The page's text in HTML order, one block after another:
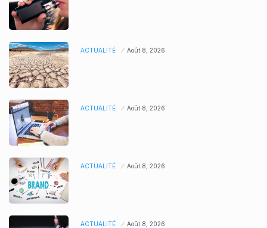
ACTUALITÉ Août 8, 2026
ACTUALITÉ Août 8, 2026
ACTUALITÉ Août 8, 2026
ACTUALITÉ Août 8, 2026